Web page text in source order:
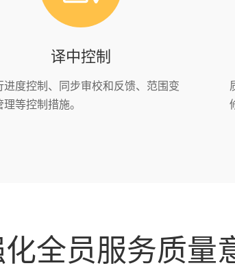
译中控制
进度控制、同步审校和反馈、范围变
理等控制措施。
全员服务质量